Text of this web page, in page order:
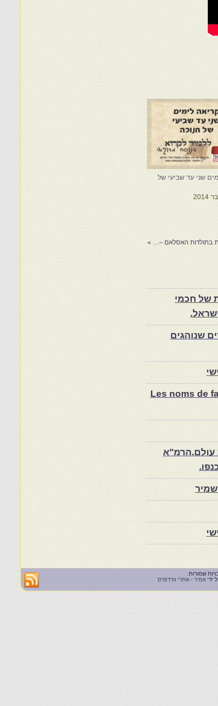
שני עד שביעי של
»
של חכמי
שנוהגים
Les noms de
עולם.הרמ"א
ידי אמיר - אתרי וורדפרס